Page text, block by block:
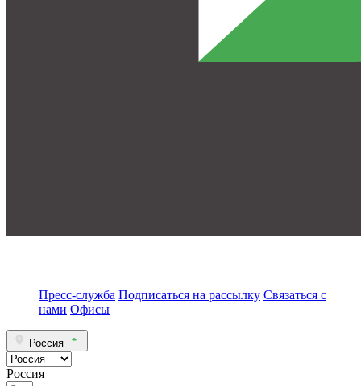
Пресс-служба Подписаться на рассылку Связаться с
нами Офисы
Россия
Россия